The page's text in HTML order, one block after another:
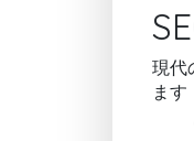
現代
ます